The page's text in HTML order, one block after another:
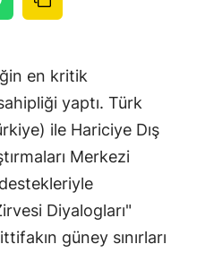
en kritik
yaptı. Türk
ile Hariciye Dış
Merkezi
destekleriyle
Diyalogları"
güney sınırları